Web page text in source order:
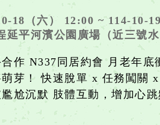
18（六） 12:00 ~ 114-10-
延平河濱公園廣場（近三號
作 N337同居約會 月老年
芽！ 快速脫單 x 任務闖關
尬沉默 肢體互動，增加心